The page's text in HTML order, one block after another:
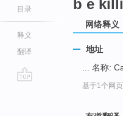
目录
释义
翻译
b e
网络释义
地址
... 名称:
基于1个网页